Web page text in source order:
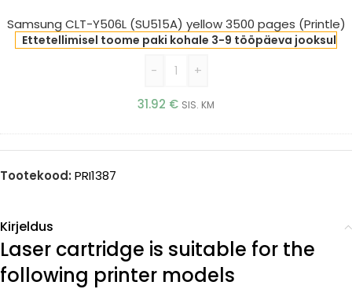
3500
pages
Samsung CLT-Y506L (SU515A) yellow 3500 pages (Printle)
Ettetellimisel toome paki kohale 3-9 tööpäeva jooksul
- +
31.92 € SIS. KM
Tootekood: PRI1387
Kirjeldus
Laser cartridge is suitable for the
following printer models